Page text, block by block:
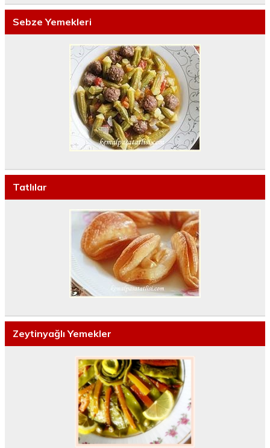
Sebze Yemekleri
Tatlılar
Zeytinyağlı Yemekler